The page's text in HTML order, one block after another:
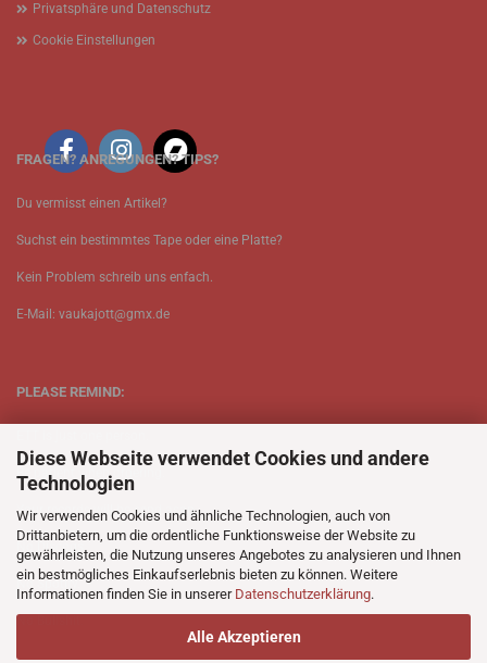
Diese Webseite verwendet Cookies und andere
Technologien
Wir verwenden Cookies und ähnliche Technologien, auch von
Drittanbietern, um die ordentliche Funktionsweise der Website zu
gewährleisten, die Nutzung unseres Angebotes zu analysieren und Ihnen
ein bestmögliches Einkaufserlebnis bieten zu können. Weitere
Informationen finden Sie in unserer Datenschutzerklärung.
Alle Akzeptieren
Privatsphäre und Datenschutz
Cookie Einstellungen
FRAGEN? ANREGUNGEN? TIPS?
Du vermisst einen Artikel?
Suchst ein bestimmtes Tape oder eine Platte?
Kein Problem schreib uns enfach.
E-Mail: vaukajott@gmx.de
PLEASE REMIND:
Be patient when ordering.
Your records will be send asap.
No Discogs.
No Spotify.
No Bullshit.